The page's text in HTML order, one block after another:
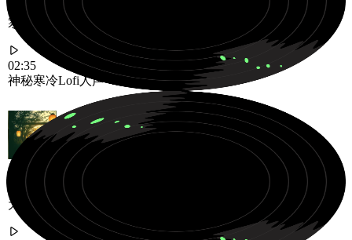
寒冷神秘的低保真人声曲目，在梦幻般的夜晚回声中飘荡
02:35
神秘寒冷Lofi人声
为缓慢舒适的夜晚设计的柔和慵懒Neo-Soul R&B律动